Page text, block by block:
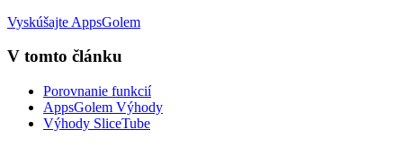
Vyskúšajte AppsGolem
V tomto článku
Porovnanie funkcií
AppsGolem Výhody
Výhody SliceTube